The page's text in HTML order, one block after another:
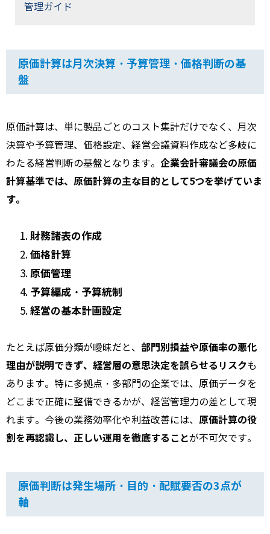
管理ガイド
原価計算は月次決算・予算管理・価格判断の基
盤
原価計算は、単に製品ごとのコスト集計だけでなく、月次
決算や予算管理、価格設定、経営会議資料作成など多岐に
わたる経営判断の基盤となります。 企業会計審議会の原価
計算基準では、原価計算の主な目的として5つを挙げていま
す。
財務諸表の作成
価格計算
原価管理
予算編成・予算統制
経営の基本計画設定
たとえば原価分類が曖昧だと、 部門別損益や原価率の悪化
理由が説明できず、経営層の意思決定を誤らせるリスクも
あります。特に多拠点・多部門の企業では、原価データを
どこまで正確に整備できるかが、経営管理力の差として現
れます。今後の業務効率化や利益改善には、 原価計算の役
割を再認識し、正しい運用を徹底することが不可欠です。
原価判断は発生場所・目的・配賦要否の3点が
軸